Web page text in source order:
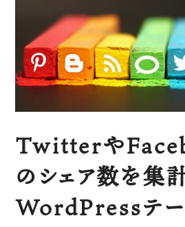
Twitterや
のシェア数を集
WordPressテ